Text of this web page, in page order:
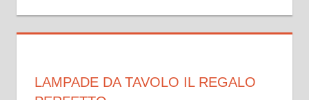
LAMPADE DA TAVOLO IL REGALO